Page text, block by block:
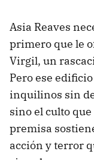
Asia Reaves
primero que le
Virgil, un
Pero ese
inquilinos sin
sino el culto
premisa
acción y terror